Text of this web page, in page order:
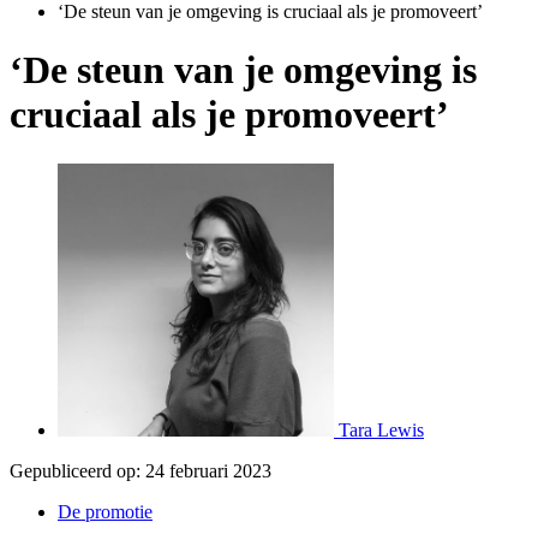
‘De steun van je omgeving is cruciaal als je promoveert’
‘De steun van je omgeving is
cruciaal als je promoveert’
Tara Lewis
Gepubliceerd op: 24 februari 2023
De promotie